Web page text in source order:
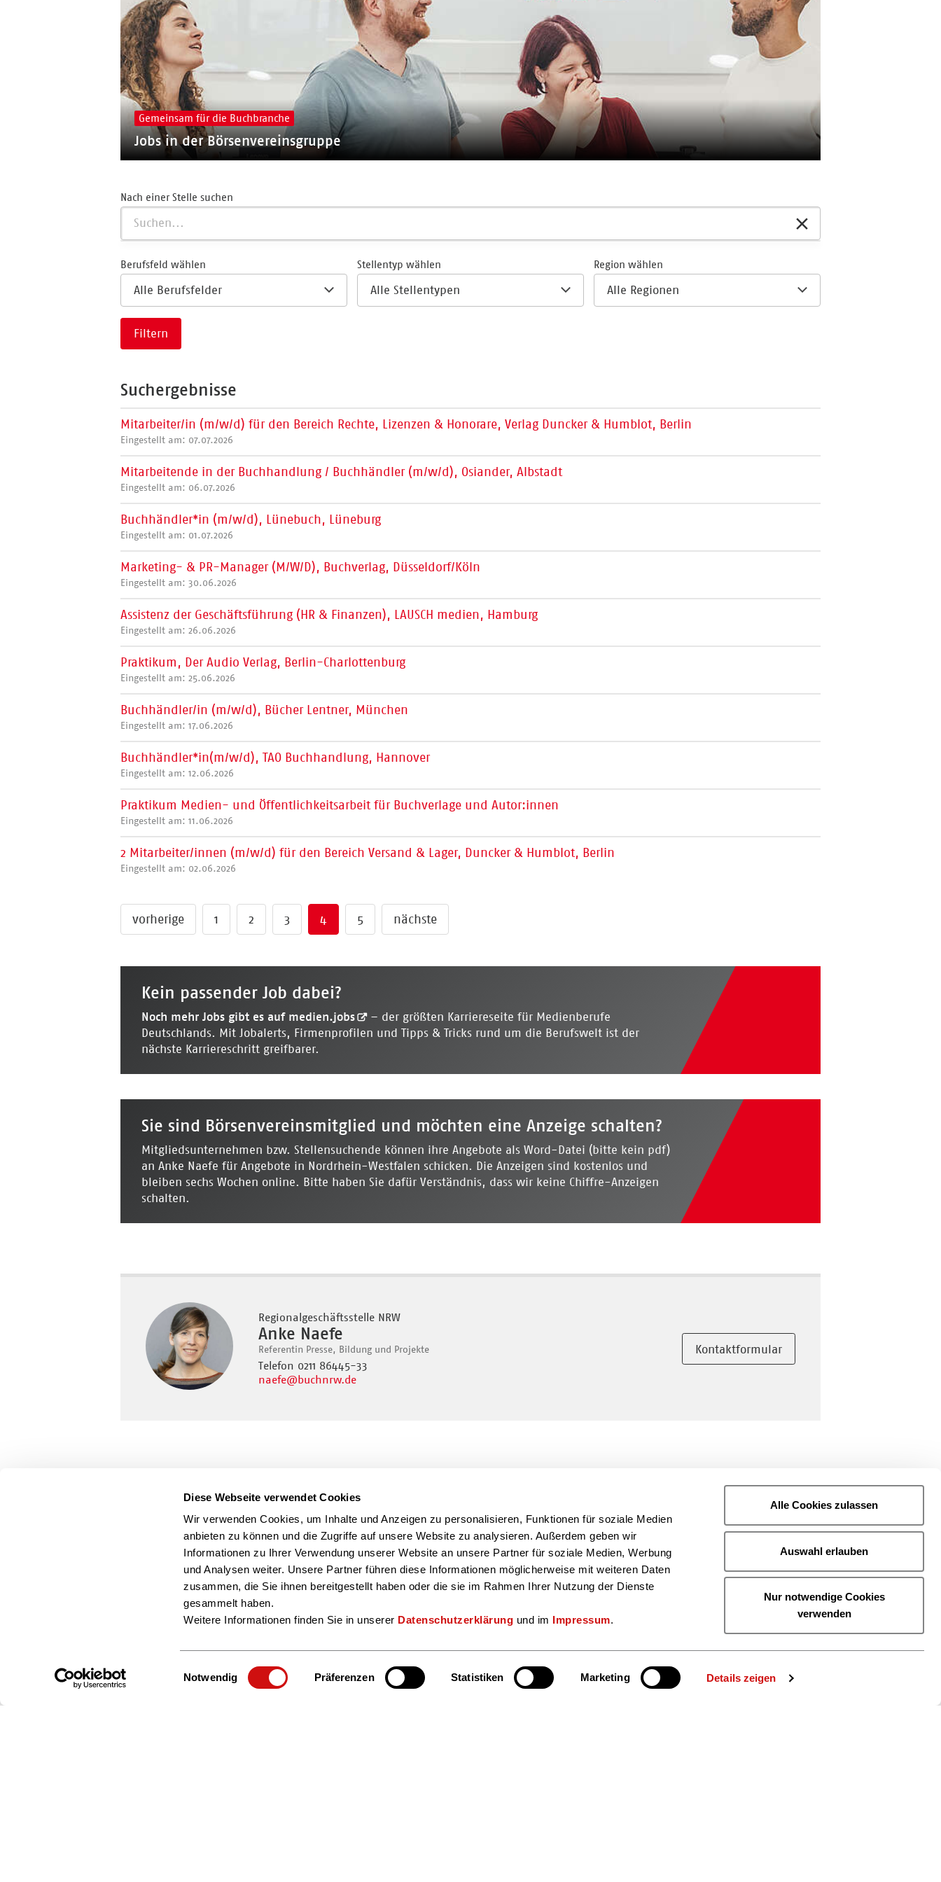
Diese Webseite verwendet Cookies
Wir verwenden Cookies, um Inhalte und Anzeigen zu personalisieren, Funktionen für soziale Medien
anbieten zu können und die Zugriffe auf unsere Website zu analysieren. Außerdem geben wir
Informationen zu Ihrer Verwendung unserer Website an unsere Partner für soziale Medien, Werbung
und Analysen weiter. Unsere Partner führen diese Informationen möglicherweise mit weiteren Daten
zusammen, die Sie ihnen bereitgestellt haben oder die sie im Rahmen Ihrer Nutzung der Dienste
gesammelt haben.
Weitere Informationen finden Sie in unserer Datenschutzerklärung und im Impressum.
Einwilligungsauswahl
Notwendig Präferenzen Statistiken Marketing Details zeigen
Alle Cookies zulassen
Auswahl erlauben
Nur notwendige Cookies
verwenden
Gemeinsam für die Buchbranche
Jobs in der Börsenvereinsgruppe
Nach einer Stelle suchen
Berufsfeld wählen Stellentyp wählen Region wählen
Filtern
Suchergebnisse
Mitarbeiter/in (m/w/d) für den Bereich Rechte, Lizenzen & Honorare, Verlag Duncker & Humblot, Berlin
Eingestellt am: 07.07.2026
Mitarbeitende in der Buchhandlung / Buchhändler (m/w/d), Osiander, Albstadt
Eingestellt am: 06.07.2026
Buchhändler*in (m/w/d), Lünebuch, Lüneburg
Eingestellt am: 01.07.2026
Marketing- & PR-Manager (M/W/D), Buchverlag, Düsseldorf/Köln
Eingestellt am: 30.06.2026
Assistenz der Geschäftsführung (HR & Finanzen), LAUSCH medien, Hamburg
Eingestellt am: 26.06.2026
Praktikum, Der Audio Verlag, Berlin-Charlottenburg
Eingestellt am: 25.06.2026
Buchhändler/in (m/w/d), Bücher Lentner, München
Eingestellt am: 17.06.2026
Buchhändler*in(m/w/d), TAO Buchhandlung, Hannover
Eingestellt am: 12.06.2026
Praktikum Medien- und Öffentlichkeitsarbeit für Buchverlage und Autor:innen
Eingestellt am: 11.06.2026
2 Mitarbeiter/innen (m/w/d) für den Bereich Versand & Lager, Duncker & Humblot, Berlin
Eingestellt am: 02.06.2026
vorherige 1 2 3 4 5 nächste
Kein passender Job dabei?
Noch mehr Jobs gibt es auf medien.jobs
– der größten Karriereseite für Medienberufe
Deutschlands. Mit Jobalerts, Firmenprofilen und Tipps & Tricks rund um die Berufswelt ist der
nächste Karriereschritt greifbarer.
Sie sind Börsenvereinsmitglied und möchten eine Anzeige schalten?
Mitgliedsunternehmen bzw. Stellensuchende können ihre Angebote als Word-Datei (bitte kein pdf)
an Anke Naefe für Angebote in Nordrhein-Westfalen schicken. Die Anzeigen sind kostenlos und
bleiben sechs Wochen online. Bitte haben Sie dafür Verständnis, dass wir keine Chiffre-Anzeigen
schalten.
Regionalgeschäftsstelle NRW
Anke Naefe
Referentin Presse, Bildung und Projekte
Telefon 0211 86445-33
naefe@buchnrw.de
Kontaktformular